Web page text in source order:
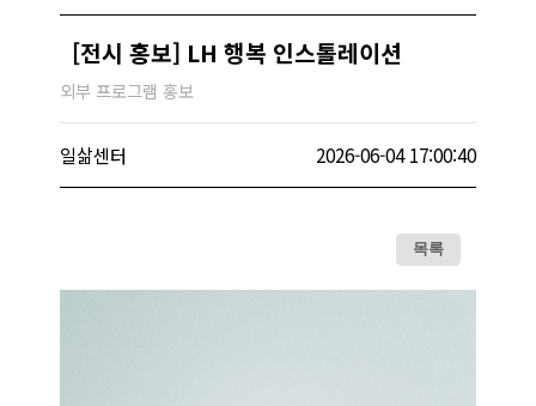
[전시 홍보] LH 행복 인스톨레이션
외부 프로그램 홍보
일삶센터 2026-06-04 17:00:40
목록